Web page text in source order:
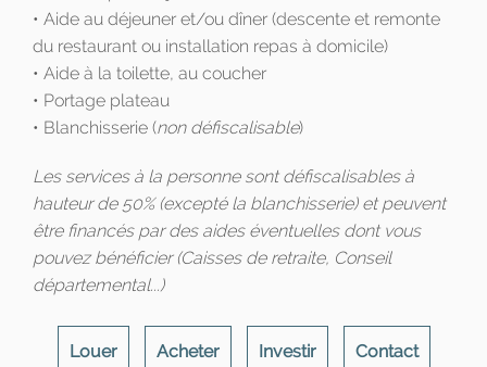
• Aide au déjeuner et/ou dîner (descente et remonte
du restaurant ou installation repas à domicile)
• Aide à la toilette, au coucher
• Portage plateau
• Blanchisserie (non défiscalisable)
Les services à la personne sont défiscalisables à
hauteur de 50% (excepté la blanchisserie) et peuvent
être financés par des aides éventuelles dont vous
pouvez bénéficier (Caisses de retraite, Conseil
départemental...)
Louer Acheter Investir Contact